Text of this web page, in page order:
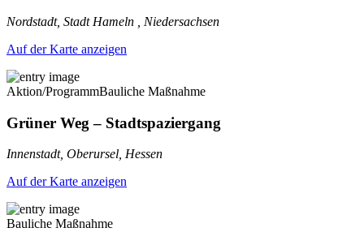
Nordstadt, Stadt Hameln , Niedersachsen
Auf der Karte anzeigen
Aktion/ProgrammBauliche Maßnahme
Grüner Weg – Stadtspaziergang
Innenstadt, Oberursel, Hessen
Auf der Karte anzeigen
Bauliche Maßnahme